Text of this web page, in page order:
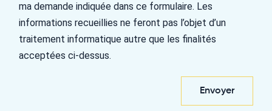
ma demande indiquée dans ce formulaire. Les
informations recueillies ne feront pas l’objet d’un
traitement informatique autre que les finalités
acceptées ci-dessus.
Envoyer